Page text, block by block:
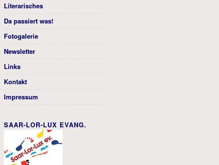
Literarisches
Da passiert was!
Fotogalerie
Newsletter
Links
Kontakt
Impressum
SAAR-LOR-LUX EVANG.